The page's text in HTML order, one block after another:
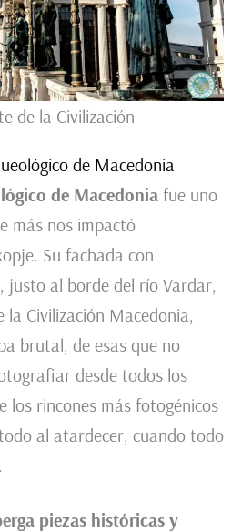
de la Civilización
de Macedonia
de Macedoniafue uno
más nos impactó
Su fachada con
justo al borde del río Vardar,
la Civilización Macedonia,
brutal, de esas que no
desde todos los
los rincones más fotogénicos
al atardecer, cuando todo
piezas históricas y